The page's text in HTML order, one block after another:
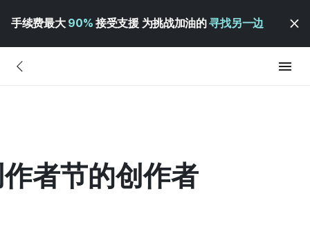
手续费最大 90% 接受支援 为挑战加油的寻找另一边
者节的创作者